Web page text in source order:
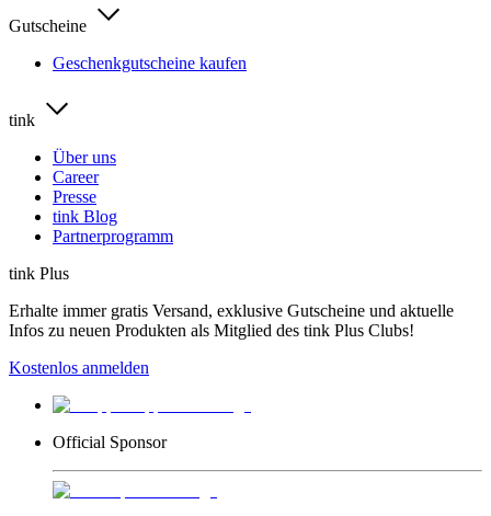
Gutscheine
Geschenkgutscheine kaufen
tink
Über uns
Career
Presse
tink Blog
Partnerprogramm
tink Plus
Erhalte immer gratis Versand, exklusive Gutscheine und aktuelle
Infos zu neuen Produkten als Mitglied des tink Plus Clubs!
Kostenlos anmelden
Official Sponsor